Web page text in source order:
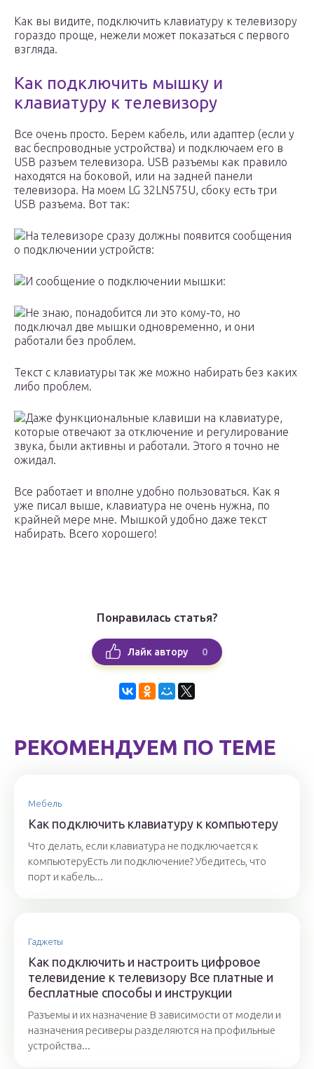
Как вы видите, подключить клавиатуру к телевизору
гораздо проще, нежели может показаться с первого
взгляда.
Как подключить мышку и
клавиатуру к телевизору
Все очень просто. Берем кабель, или адаптер (если у
вас беспроводные устройства) и подключаем его в
USB разъем телевизора. USB разъемы как правило
находятся на боковой, или на задней панели
телевизора. На моем LG 32LN575U, сбоку есть три
USB разъема. Вот так:
На телевизоре сразу должны появится сообщения
о подключении устройств:
И сообщение о подключении мышки:
Не знаю, понадобится ли это кому-то, но
подключал две мышки одновременно, и они
работали без проблем.
Текст с клавиатуры так же можно набирать без каких
либо проблем.
Даже функциональные клавиши на клавиатуре,
которые отвечают за отключение и регулирование
звука, были активны и работали. Этого я точно не
ожидал.
Все работает и вполне удобно пользоваться. Как я
уже писал выше, клавиатура не очень нужна, по
крайней мере мне. Мышкой удобно даже текст
набирать. Всего хорошего!
Понравилась статья?
Лайк автору 0
РЕКОМЕНДУЕМ ПО ТЕМЕ
Мебель
Как подключить клавиатуру к компьютеру
Что делать, если клавиатура не подключается к
компьютеруЕсть ли подключение? Убедитесь, что
порт и кабель...
Гаджеты
Как подключить и настроить цифровое
телевидение к телевизору Все платные и
бесплатные способы и инструкции
Разъемы и их назначение В зависимости от модели и
назначения ресиверы разделяются на профильные
устройства...